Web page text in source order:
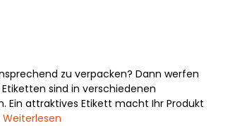
zu verpacken? Dann werfen
sind in verschiedenen
Ein attraktives Etikett macht Ihr Produkt
Weiterlesen